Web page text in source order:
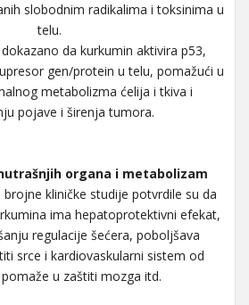
slobodnim radikalima i toksinima u
telu.
da kurkumin aktivira p53,
gen/protein u telu, pomažući u
metabolizma ćelija i tkiva i
pojave i širenja tumora.
organa i metabolizam
kliničke studije potvrdile su da
ima hepatoprotektivni efekat,
regulacije šećera, poboljšava
srce i kardiovaskularni sistem od
u zaštiti mozga itd.